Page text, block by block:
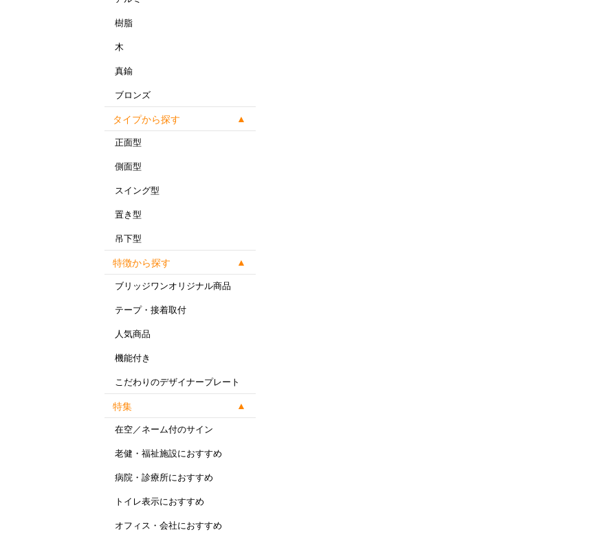
樹脂
木
真鍮
ブロンズ
タイプから探す
正面型
側面型
スイング型
置き型
吊下型
特徴から探す
ブリッジワンオリジナル商品
テープ・接着取付
人気商品
機能付き
こだわりのデザイナープレート
特集
在空／ネーム付のサイン
老健・福祉施設におすすめ
病院・診療所におすすめ
トイレ表示におすすめ
オフィス・会社におすすめ